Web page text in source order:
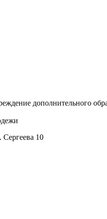
дополнительного
Сергеева 10